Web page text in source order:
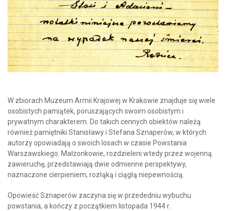
W zbiorach Muzeum Armii Krajowej w Krakowie znajduje się wiele
osobistych pamiątek, poruszających swoim osobistym i
prywatnym charakterem. Do takich cennych obiektów należą
również pamiętniki Stanisławy i Stefana Sznaperów, w których
autorzy opowiadają o swoich losach w czasie Powstania
Warszawskiego. Małżonkowie, rozdzieleni wtedy przez wojenną
zawieruchę, przedstawiają dwie odmienne perspektywy,
naznaczone cierpieniem, rozłąką i ciągłą niepewnością.
Opowieść Sznaperów zaczyna się w przededniu wybuchu
powstania, a kończy z początkiem listopada 1944 r.